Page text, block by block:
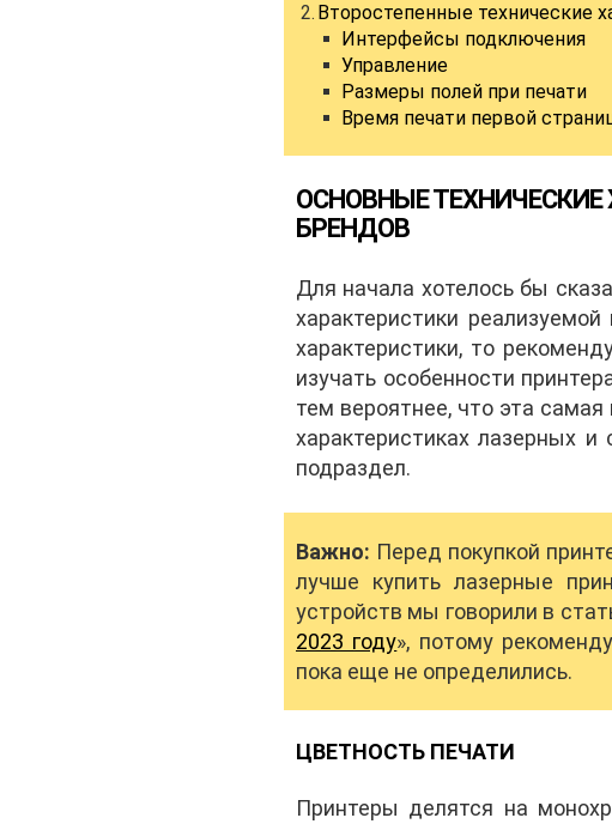
Второстепенные технические
Интерфейсы подключения
Управление
Размеры полей при печати
Время печати первой
ОСНОВНЫЕ ТЕХНИЧЕСКИЕ
БРЕНДОВ
Для начала хотелось бы
характеристики
характеристики, то
изучать особенности
тем вероятнее, что эта
характеристиках лазерных
подраздел.
Важно: Перед покупкой
лучше купить лазерные
устройств мы говорили в
2023 году», потому
пока еще не определились.
ЦВЕТНОСТЬ ПЕЧАТИ
Принтеры делятся на